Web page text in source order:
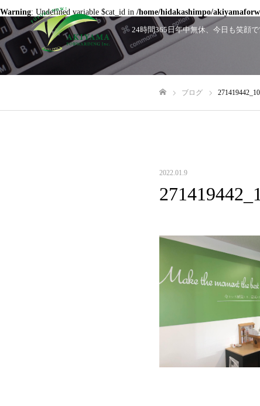
24時間365日年中無休、今日も笑顔
Warning: Undefined variable $cat_id in /home/hidakashimpo/
ブログ
2022.01.9